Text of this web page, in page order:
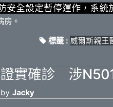
安全設定暫停運作，系
房。
標籤 : 威爾斯親王
實確診 涉
Jacky